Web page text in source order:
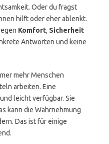
Oder du fragst
hilft oder eher ablenkt.
Komfort, Sicherheit
Antworten und keine
mehr Menschen
arbeiten. Eine
leicht verfügbar. Sie
kann die Wahrnehmung
Das ist für einige